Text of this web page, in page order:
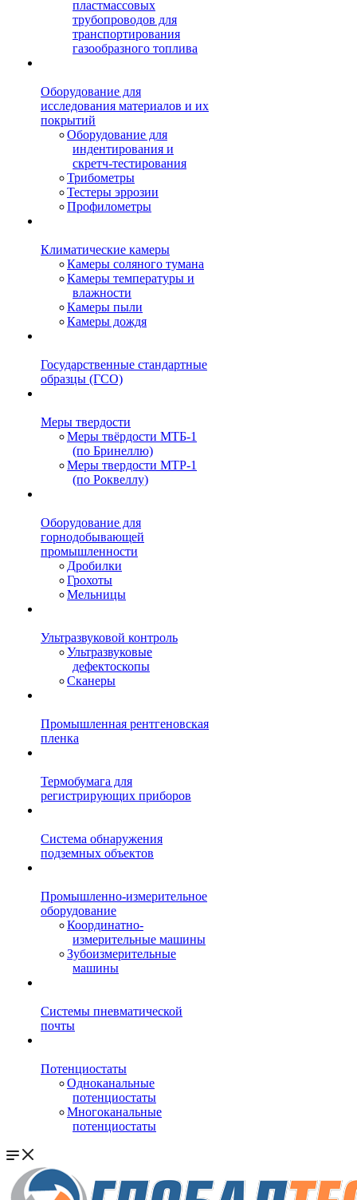
пластмассовых
трубопроводов для
транспортирования
газообразного топлива
Оборудование для
исследования материалов и их
покрытий
Оборудование для
индентирования и
скретч-тестирования
Трибометры
Тестеры эррозии
Профилометры
Климатические камеры
Камеры соляного тумана
Камеры температуры и
влажности
Камеры пыли
Камеры дождя
Государственные стандартные
образцы (ГСО)
Меры твердости
Меры твёрдости МТБ-1
(по Бринеллю)
Меры твердости МТР-1
(по Роквеллу)
Оборудование для
горнодобывающей
промышленности
Дробилки
Грохоты
Мельницы
Ультразвуковой контроль
Ультразвуковые
дефектоскопы
Сканеры
Промышленная рентгеновская
пленка
Термобумага для
регистрирующих приборов
Система обнаружения
подземных объектов
Промышленно-измерительное
оборудование
Координатно-
измерительные машины
Зубоизмерительные
машины
Системы пневматической
почты
Потенциостаты
Одноканальные
потенциостаты
Многоканальные
потенциостаты